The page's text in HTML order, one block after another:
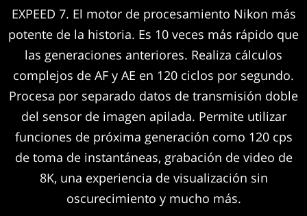
EXPEED 7. El motor de procesamiento Nikon más
potente de la historia. Es 10 veces más rápido que
las generaciones anteriores. Realiza cálculos
complejos de AF y AE en 120 ciclos por segundo.
Procesa por separado datos de transmisión doble
del sensor de imagen apilada. Permite utilizar
funciones de próxima generación como 120 cps
de toma de instantáneas, grabación de video de
8K, una experiencia de visualización sin
oscurecimiento y mucho más.